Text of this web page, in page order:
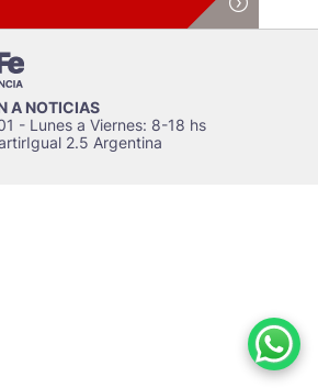
A NOTICIAS
- Lunes a Viernes: 8-18 hs
2.5 Argentina